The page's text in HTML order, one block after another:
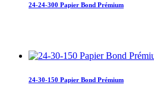
24-24-300 Papier Bond Prémium
24-30-150 Papier Bond Prémium